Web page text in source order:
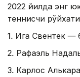
2022 йилда энг
теннисчи
1. Ига Свентек —
2. Рафаэль
3. Карлос